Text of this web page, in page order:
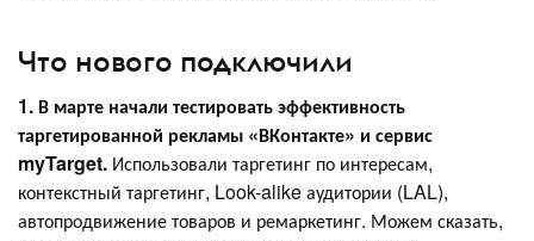
Что нового подключили
1. В марте начали тестировать эффективность
таргетированной рекламы «ВКонтакте» и сервис
myTarget. Использовали таргетинг по интересам,
контекстный таргетинг, Look-alike аудитории (LAL),
автопродвижение товаров и ремаркетинг. Можем сказать,